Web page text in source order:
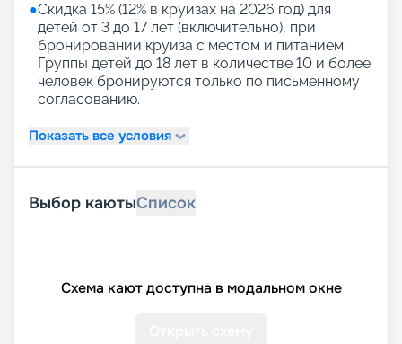
●Скидка 15% (12% в круизах на 2026 год) для
детей от 3 до 17 лет (включительно), при
бронировании круиза с местом и питанием.
Группы детей до 18 лет в количестве 10 и более
человек бронируются только по письменному
согласованию.
Показать все условия
Выбор каютыСписок
Схема кают доступна в модальном окне